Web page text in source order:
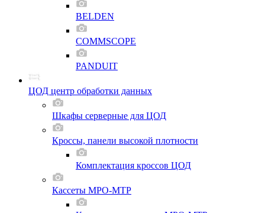
BELDEN
COMMSCOPE
PANDUIT
ЦОД центр обработки данных
Шкафы серверные для ЦОД
Кроссы, панели высокой плотности
Комплектация кроссов ЦОД
Кассеты MPO-MTP